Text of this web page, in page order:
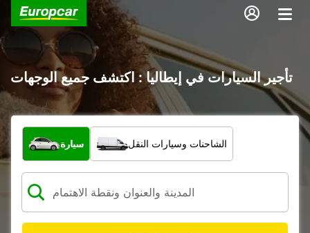
تأجير السيارات في إيطاليا : اكتشف جميع الوجهات
ما نوع المركبة؟
سيارة الشاحنات وسيارات النقل